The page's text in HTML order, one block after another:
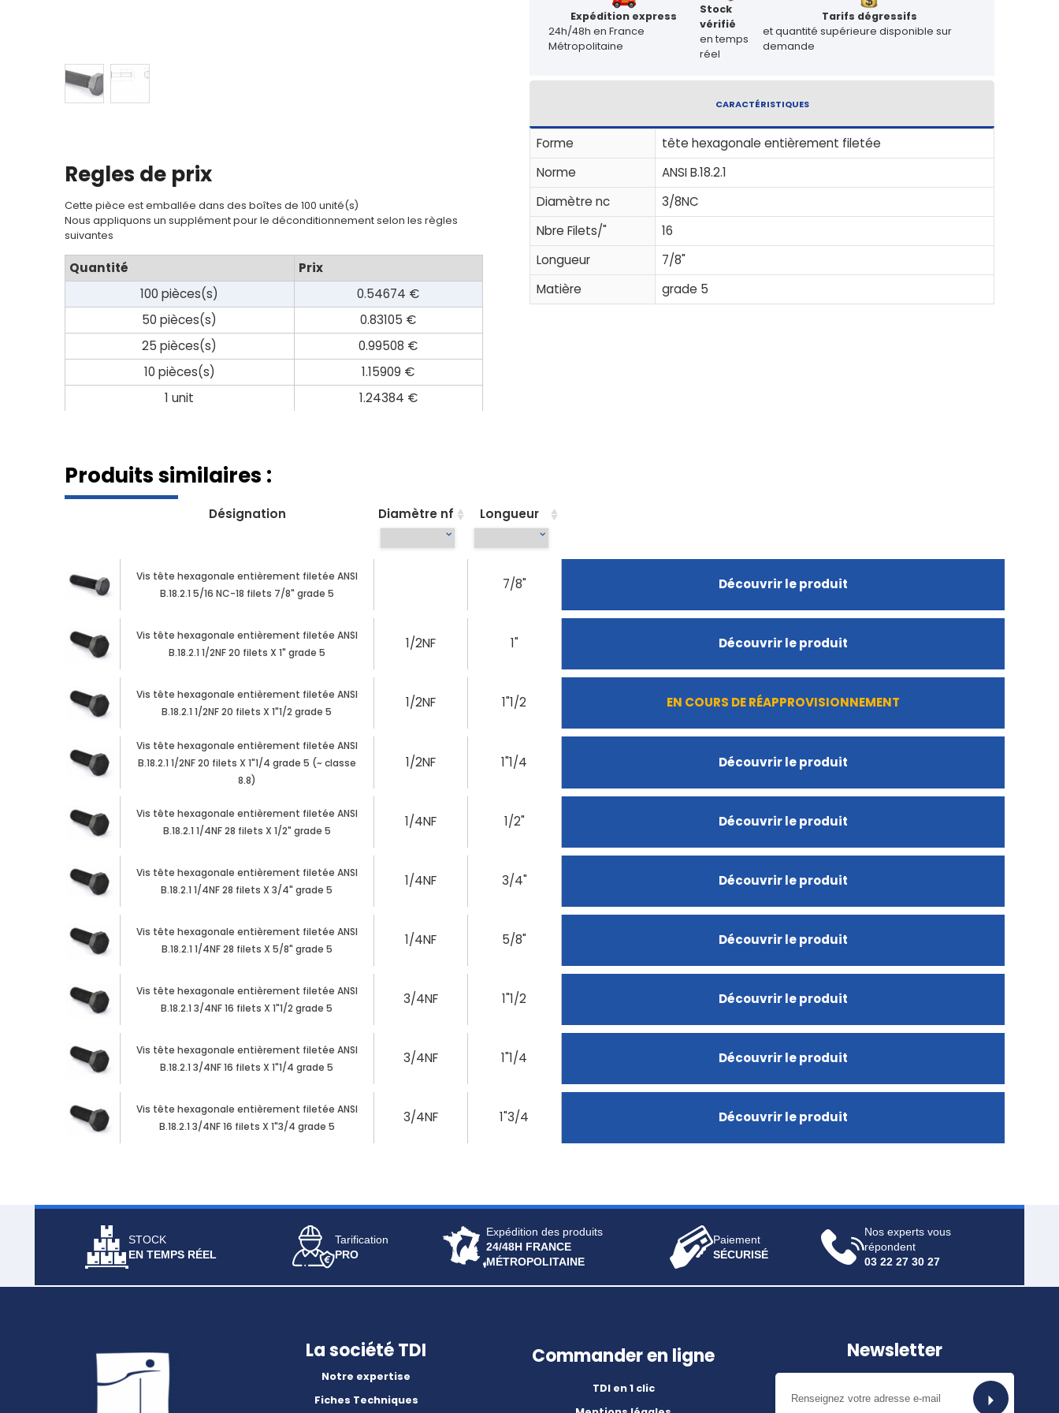
Regles de prix
Cette pièce est emballée dans des boîtes de 100 unité(s)
Nous appliquons un supplément pour le déconditionnement selon les règles
suivantes
Quantité
Prix
100 pièces(s)
0.54674 €
50 pièces(s)
0.83105 €
25 pièces(s)
0.99508 €
10 pièces(s)
1.15909 €
1 unit
1.24384 €
Expédition express
24h/48h en France
Métropolitaine
Stock
vérifié
en temps
réel
Tarifs dégressifs
et quantité supérieure disponible sur
demande
CARACTÉRISTIQUES
Forme
tête hexagonale entièrement filetée
Norme
ANSI B.18.2.1
Diamètre nc
3/8NC
Nbre Filets/"
16
Longueur
7/8"
Matière
grade 5
Produits similaires :
Désignation Diamètre nf Longueur
Vis tête hexagonale entièrement filetée ANSI
B.18.2.1 5/16 NC-18 filets 7/8" grade 5
7/8" Découvrir le produit
Vis tête hexagonale entièrement filetée ANSI
B.18.2.1 1/2NF 20 filets X 1" grade 5
1/2NF 1" Découvrir le produit
Vis tête hexagonale entièrement filetée ANSI
B.18.2.1 1/2NF 20 filets X 1"1/2 grade 5
1/2NF 1"1/2 EN COURS DE RÉAPPROVISIONNEMENT
Vis tête hexagonale entièrement filetée ANSI
B.18.2.1 1/2NF 20 filets X 1"1/4 grade 5 (~ classe
8.8)
1/2NF 1"1/4 Découvrir le produit
Vis tête hexagonale entièrement filetée ANSI
B.18.2.1 1/4NF 28 filets X 1/2" grade 5
1/4NF 1/2" Découvrir le produit
Vis tête hexagonale entièrement filetée ANSI
B.18.2.1 1/4NF 28 filets X 3/4" grade 5
1/4NF 3/4" Découvrir le produit
Vis tête hexagonale entièrement filetée ANSI
B.18.2.1 1/4NF 28 filets X 5/8" grade 5
1/4NF 5/8" Découvrir le produit
Vis tête hexagonale entièrement filetée ANSI
B.18.2.1 3/4NF 16 filets X 1"1/2 grade 5
3/4NF 1"1/2 Découvrir le produit
Vis tête hexagonale entièrement filetée ANSI
B.18.2.1 3/4NF 16 filets X 1"1/4 grade 5
3/4NF 1"1/4 Découvrir le produit
Vis tête hexagonale entièrement filetée ANSI
B.18.2.1 3/4NF 16 filets X 1"3/4 grade 5
3/4NF 1"3/4 Découvrir le produit
STOCK
EN TEMPS RÉEL
Tarification
PRO
Expédition des produits
24/48H FRANCE
MÉTROPOLITAINE
Paiement
SÉCURISÉ
Nos experts vous
répondent
03 22 27 30 27
La société TDI
Notre expertise
Fiches Techniques
Commander en ligne
TDI en 1 clic
Newsletter